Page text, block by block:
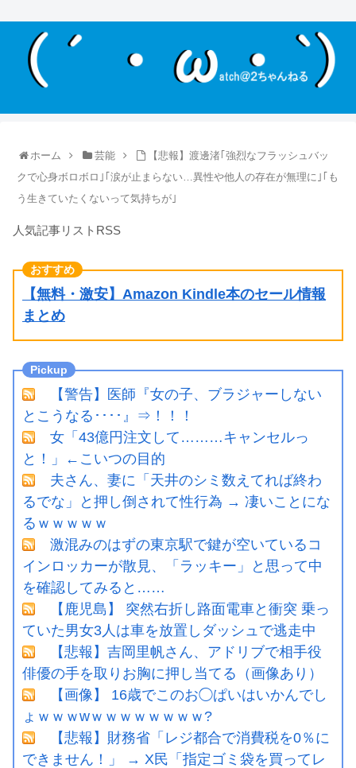
ホーム 芸能
【悲報】渡邊渚｢強烈なフラッシュバッ
クで心身ボロボロ｣｢涙が止まらない…異性や他人の存在が無理に｣｢も
う生きていたくないって気持ちが｣
人気記事リストRSS
【無料・激安】Amazon Kindle本のセール情報
まとめ
【警告】医師『女の子、ブラジャーしない
とこうなる････』⇒！！！
女「43億円注文して………キャンセルっ
と！」←こいつの目的
夫さん、妻に「天井のシミ数えてれば終わ
るでな」と押し倒されて性行為 → 凄いことにな
るｗｗｗｗｗ
激混みのはずの東京駅で鍵が空いているコ
インロッカーが散見、「ラッキー」と思って中
を確認してみると……
【鹿児島】 突然右折し路面電車と衝突 乗っ
ていた男女3人は車を放置しダッシュで逃走中
【悲報】吉岡里帆さん、アドリブで相手役
俳優の手を取りお胸に押し当てる（画像あり）
【画像】 16歳でこのお◯ぱいはいかんでし
ょｗｗｗwｗｗｗｗｗｗｗｗ?
【悲報】財務省「レジ都合で消費税を0％に
できません！」 → X民「指定ゴミ袋を買ってレ